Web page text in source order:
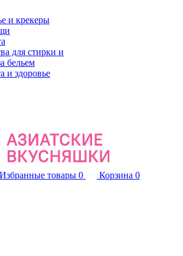
и крекеры
для стирки и
бельем
и здоровье
Избранные товары 0 Корзина 0